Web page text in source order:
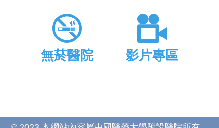
無菸醫院 影片專區